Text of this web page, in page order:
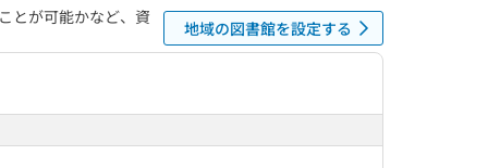
とが可能かなど、資
地域の図書館を設定する